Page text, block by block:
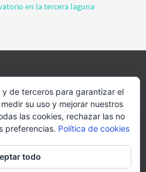
en la tercera laguna
PATROCINADORES DONACIONES
FORMACION WEBS Y MULTIMEDIA
de terceros para garantizar el
su uso y mejorar nuestros
las cookies, rechazar las no
preferencias. Política de cookies
todo